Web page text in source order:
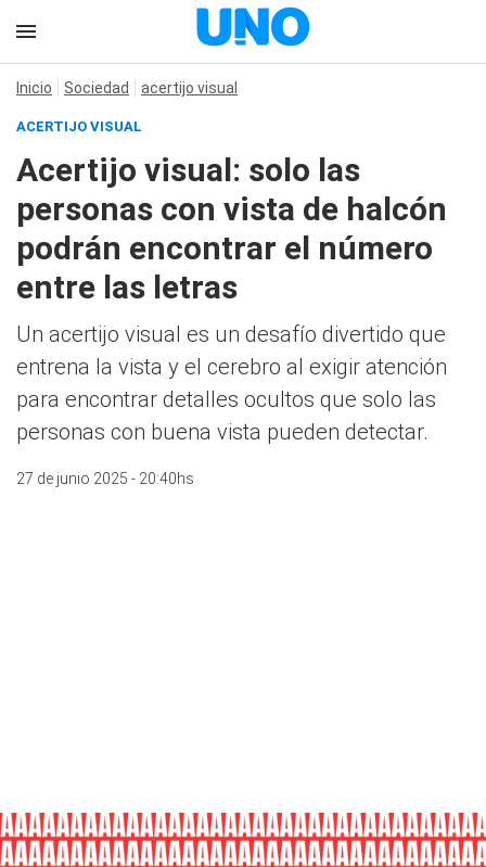
Inicio Sociedad acertijo visual
ACERTIJO VISUAL
Acertijo visual: solo las
personas con vista de halcón
podrán encontrar el número
entre las letras
Un acertijo visual es un desafío divertido que
entrena la vista y el cerebro al exigir atención
para encontrar detalles ocultos que solo las
personas con buena vista pueden detectar.
27 de junio 2025 - 20:40hs